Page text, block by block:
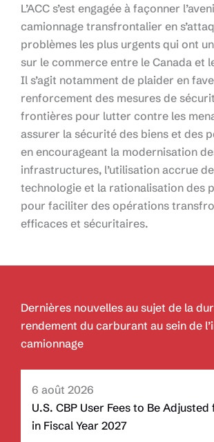
L’ACC s’est engagée à façonner
camionnage transfrontalier en
problèmes les plus urgents qui ont
sur le commerce entre le Canada et
Il s’agit notamment de plaider en
renforcement des mesures de
frontières pour lutter contre les
assurer la sécurité des biens et des
en encourageant la modernisation
infrastructures, l’utilisation accrue
technologie et la rationalisation des
pour faciliter des opérations
efficaces et sécuritaires.
Dernières nouvelles au sujet de la
rendement du carburant au sein de
camionnage
6 août 2026
U.S. CBP User Fees to Be
in Fiscal Year 2027